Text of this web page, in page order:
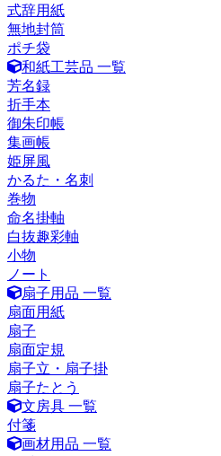
式辞用紙
無地封筒
ポチ袋
和紙工芸品 一覧
芳名録
折手本
御朱印帳
集画帳
姫屏風
かるた・名刺
巻物
命名掛軸
白抜趣彩軸
小物
ノート
扇子用品 一覧
扇面用紙
扇子
扇面定規
扇子立・扇子掛
扇子たとう
文房具 一覧
付箋
画材用品 一覧